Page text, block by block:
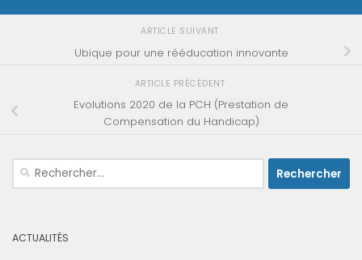
ARTICLE SUIVANT
Ubique pour une rééducation innovante
ARTICLE PRÉCÉDENT
Evolutions 2020 de la PCH (Prestation de
Compensation du Handicap)
Rechercher :
ACTUALITÉS